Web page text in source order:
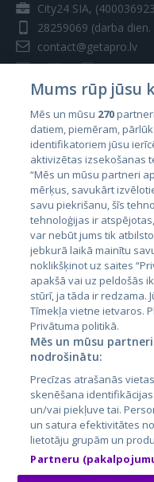
City24 SIA,
28259069 (darba
contact@getapro.lv
Valstis
Igaunija
Latvija
Lietuva
City24.lv
City24.ee
GetaPro.lv
GetaPro.ee
Skelbiu.lt
Autoplius.lt
Mums rūp jūsu
Mēs un mūsu 270
datiem, piemēram,
identifikatoriem jūsu
aktivizētas izsekošanas
“Mēs un mūsu partneri
mērķus, savukārt
savu piekrišanu, šīs
tehnoloģijas ir
var nebūt jums tik
jebkurā laikā mainītu
noklikšķinot uz saites
apakšā vai uz peldošās
stūrī, ja tāda ir redzama.
Tīmekļa vietne ietvaros.
Privātuma politikā.
Mēs un mūsu
nodrošinātu:
Precīzas atrašanās
skenēšana
un/vai piekļuve tai.
un satura efektivitātes
lietotāju grupām un
Partneru